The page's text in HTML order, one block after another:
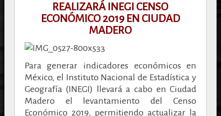
REALIZARÁ INEGI CENSO
ECONÓMICO 2019 EN CIUDAD
MADERO
Para generar indicadores económicos en
México, el Instituto Nacional de Estadística y
Geografía (INEGI) llevará a cabo en Ciudad
Madero el levantamiento del Censo
Económico 2019, permitiendo actualizar la